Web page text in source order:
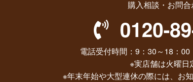
購入相談・お問
0120-
電話受付時間：9：30～18：00
※実店舗は火曜日
※年末年始や大型連休の際には、お